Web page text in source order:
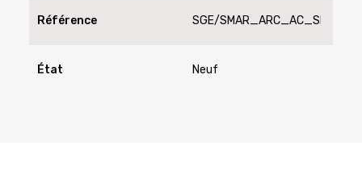
Référence SGE/SMAR_ARC_AC_SN
État Neuf